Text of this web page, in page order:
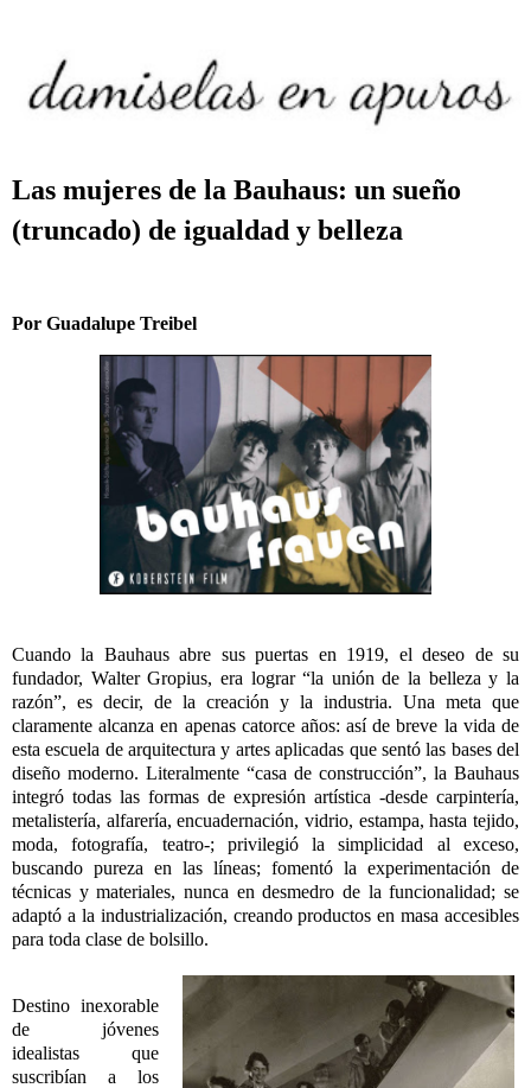
Las mujeres de la Bauhaus: un sueño
(truncado) de igualdad y belleza
Por Guadalupe Treibel
Cuando la Bauhaus abre sus puertas en 1919, el deseo de su
fundador, Walter Gropius, era lograr “la unión de la belleza y la
razón”, es decir, de la creación y la industria. Una meta que
claramente alcanza en apenas catorce años: así de breve la vida de
esta escuela de arquitectura y artes aplicadas que sentó las bases del
diseño moderno. Literalmente “casa de construcción”, la Bauhaus
integró todas las formas de expresión artística -desde carpintería,
metalistería, alfarería, encuadernación, vidrio, estampa, hasta tejido,
moda, fotografía, teatro-; privilegió la simplicidad al exceso,
buscando pureza en las líneas; fomentó la experimentación de
técnicas y materiales, nunca en desmedro de la funcionalidad; se
adaptó a la industrialización, creando productos en masa accesibles
para toda clase de bolsillo.
Destino inexorable
de jóvenes
idealistas que
suscribían a los